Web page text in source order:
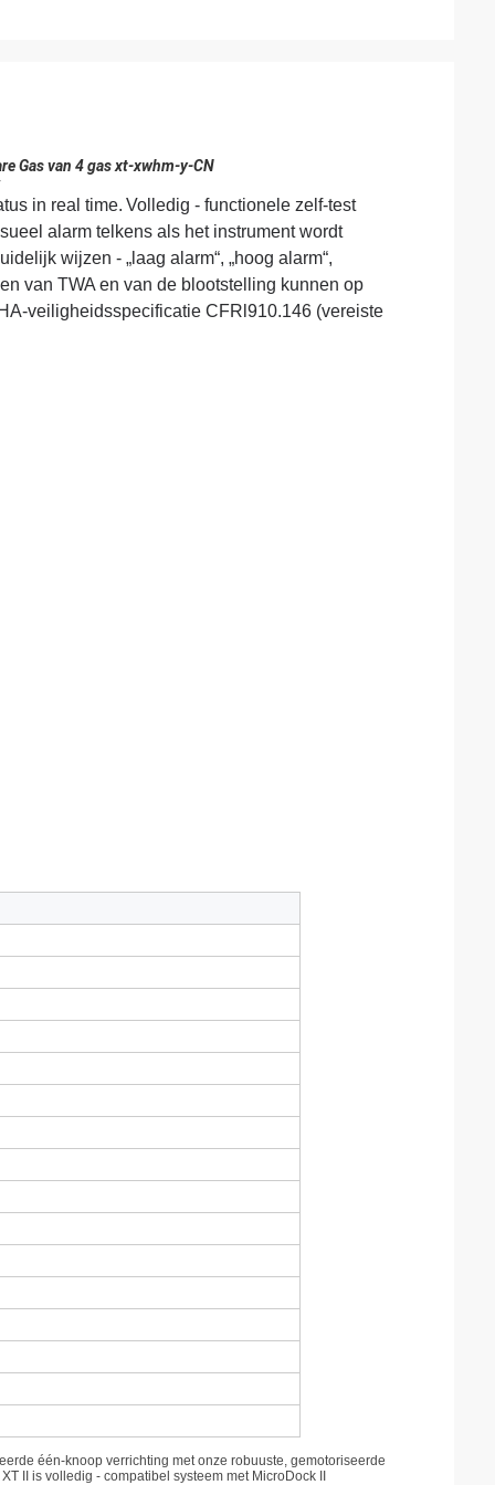
Gas van 4 gas xt-xwhm-y-CN
in real time. Volledig - functionele zelf-test
alarm telkens als het instrument wordt
wijzen - „laag alarm“, „hoog alarm“,
van TWA en van de blootstelling kunnen op
veiligheidsspecificatie CFRl910.146 (vereiste
één-knoop verrichting met onze robuuste, gemotoriseerde
II is volledig - compatibel systeem met MicroDock II